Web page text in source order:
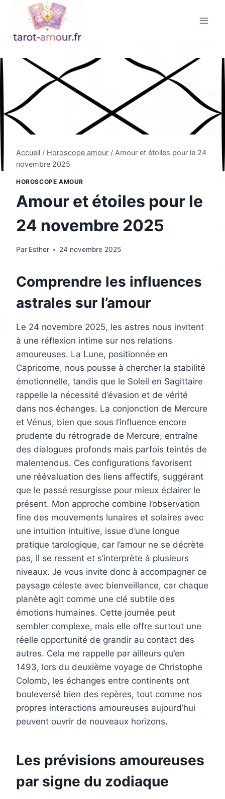
contenu
Accueil / Horoscope amour / Amour et étoiles pour le 24
novembre 2025
HOROSCOPE AMOUR
Amour et étoiles pour le
24 novembre 2025
Par Esther 24 novembre 2025
Comprendre les influences
astrales sur l’amour
Le 24 novembre 2025, les astres nous invitent
à une réflexion intime sur nos relations
amoureuses. La Lune, positionnée en
Capricorne, nous pousse à chercher la stabilité
émotionnelle, tandis que le Soleil en Sagittaire
rappelle la nécessité d’évasion et de vérité
dans nos échanges. La conjonction de Mercure
et Vénus, bien que sous l’influence encore
prudente du rétrograde de Mercure, entraîne
des dialogues profonds mais parfois teintés de
malentendus. Ces configurations favorisent
une réévaluation des liens affectifs, suggérant
que le passé resurgisse pour mieux éclairer le
présent. Mon approche combine l’observation
fine des mouvements lunaires et solaires avec
une intuition intuitive, issue d’une longue
pratique tarologique, car l’amour ne se décrète
pas, il se ressent et s’interprète à plusieurs
niveaux. Je vous invite donc à accompagner ce
paysage céleste avec bienveillance, car chaque
planète agit comme une clé subtile des
émotions humaines. Cette journée peut
sembler complexe, mais elle offre surtout une
réelle opportunité de grandir au contact des
autres. Cela me rappelle par ailleurs qu’en
1493, lors du deuxième voyage de Christophe
Colomb, les échanges entre continents ont
bouleversé bien des repères, tout comme nos
propres interactions amoureuses aujourd’hui
peuvent ouvrir de nouveaux horizons.
Les prévisions amoureuses
par signe du zodiaque